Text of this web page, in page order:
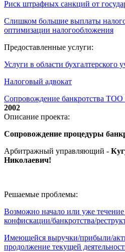
Риск штрафных санкций от
Слишком большие выплаты
оптимизации налогообложения
Предоставленные услуги:
Услуги в области бухгалтерского
Налоговый адвокат
Сопровождение банкротства
2002
Описание проекта:
Сопровождение процедуры
Арбитражный управляющий -
Николаевич!
Решаемые проблемы:
Возможно начало или уже течение
конфискации/банкротства/
Имеющейся выручки/прибыли/
продолжение текущей